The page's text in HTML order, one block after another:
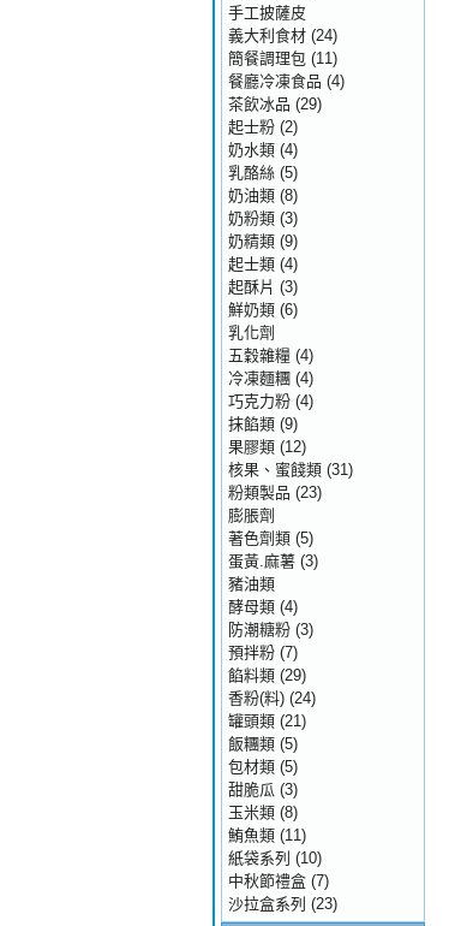
手工披薩皮
義大利食材 (24)
簡餐調理包 (11)
餐廳冷凍食品 (4)
茶飲冰品 (29)
起士粉 (2)
奶水類 (4)
乳酪絲 (5)
奶油類 (8)
奶粉類 (3)
奶精類 (9)
起士類 (4)
起酥片 (3)
鮮奶類 (6)
乳化劑
五穀雜糧 (4)
冷凍麵糰 (4)
巧克力粉 (4)
抹餡類 (9)
果膠類 (12)
核果、蜜餞類 (31)
粉類製品 (23)
膨脹劑
著色劑類 (5)
蛋黃.麻薯 (3)
豬油類
酵母類 (4)
防潮糖粉 (3)
預拌粉 (7)
餡料類 (29)
香粉(料) (24)
罐頭類 (21)
飯糰類 (5)
包材類 (5)
甜脆瓜 (3)
玉米類 (8)
鮪魚類 (11)
紙袋系列 (10)
中秋節禮盒 (7)
沙拉盒系列 (23)